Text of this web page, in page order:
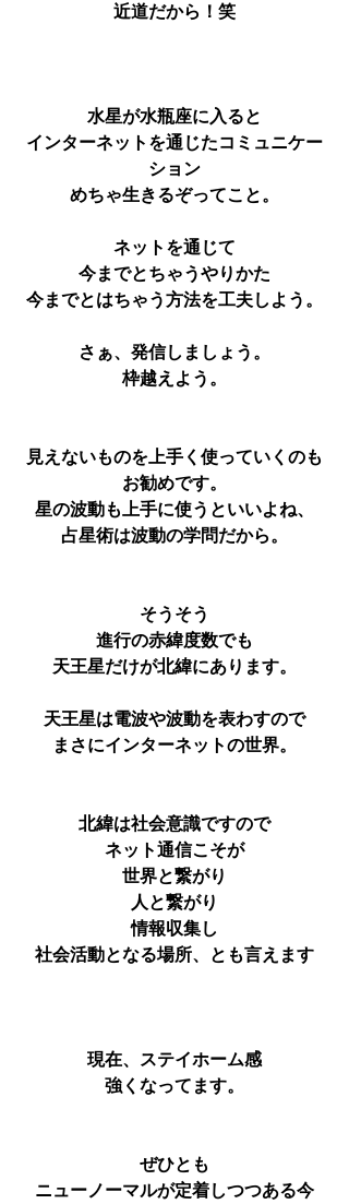
近道だから！笑
水星が水瓶座に入ると
インターネットを通じたコミュニケー
ション
めちゃ生きるぞってこと。
ネットを通じて
今までとちゃうやりかた
今までとはちゃう方法を工夫しよう。
さぁ、発信しましょう。
枠越えよう。
見えないものを上手く使っていくのも
お勧めです。
星の波動も上手に使うといいよね、
占星術は波動の学問だから。
そうそう
進行の赤緯度数でも
天王星だけが北緯にあります。
天王星は電波や波動を表わすので
まさにインターネットの世界。
北緯は社会意識ですので
ネット通信こそが
世界と繋がり
人と繋がり
情報収集し
社会活動となる場所、とも言えます
現在、ステイホーム感
強くなってます。
ぜひとも
ニューノーマルが定着しつつある今